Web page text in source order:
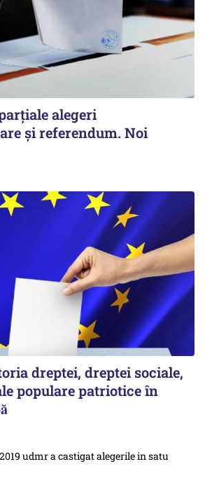
alegeri
și referendum. Noi
dreptei, dreptei sociale,
populare patriotice în